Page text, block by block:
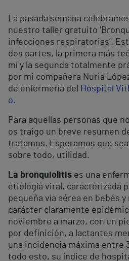
La pasada semana
nuestro taller gratuito
infecciones respiratorias’.
dos partes, la primera más
mí y la segunda totalmente
por mi compañera Nuria
de enfermería del
Hospital
o.
Para aquellas personas que
os traigo un breve resumen
tratamos. Esperamos que
sobre todo, utilidad.
La bronquiolitis es una
etiología viral, caracterizada
pequeña vía aérea en bebés
carácter claramente
noviembre a marzo, con un
por definición, a lactantes
una incidencia máxima entre
todo esto, su índice de